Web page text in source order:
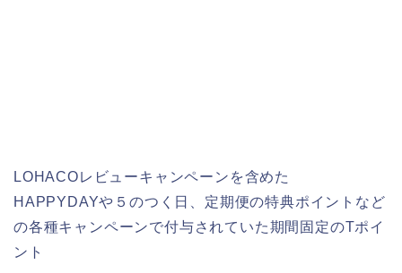
LOHACOレビューキャンペーンを含めた
HAPPYDAYや５のつく日、定期便の特典ポイントなど
の各種キャンペーンで付与されていた期間固定のTポイ
ント